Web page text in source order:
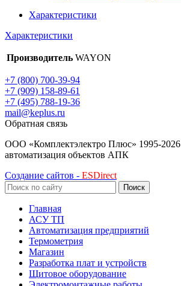
Характеристики
Характеристики
Производитель WAYON
+7 (800) 700-39-94
+7 (909) 158-89-61
+7 (495) 788-19-36
mail@keplus.ru
Обратная связь
ООО «Комплектэлектро Плюс» 1995-2026
автоматизация объектов АПК
Создание сайтов - ESDirect
Поиск
Главная
АСУ ТП
Автоматизация предприятий
Термометрия
Магазин
Разработка плат и устройств
Щитовое оборудование